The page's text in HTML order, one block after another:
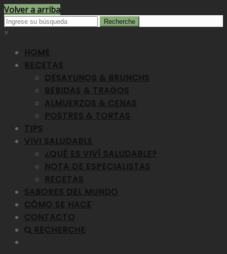
Volver a arriba
×
HOME
RECETAS
DESAYUNOS & BRUNCHS
BEBIDAS & TRAGOS
ALMUERZOS & CENAS
POSTRES & TORTAS
TIPS
VIVI SALUDABLE
¿QUÉ ES VIVÍ SALUDABLE?
NOTA DE ESPECIALISTAS
RECETAS
SABORES DEL MUNDO
CÓMO SE HACE
CONTACTO
RECHERCHE